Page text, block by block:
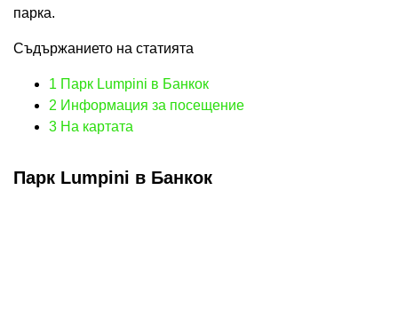
парка.
Съдържанието на статията
1 Парк Lumpini в Банкок
2 Информация за посещение
3 На картата
Парк Lumpini в Банкок